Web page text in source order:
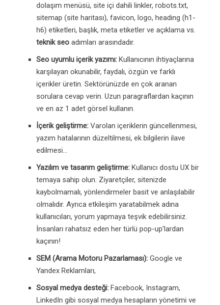
dolaşım menüsü, site içi dahili linkler, robots.txt,
sitemap (site haritası), favicon, logo, heading (h1-
h6) etiketleri, başlık, meta etiketler ve açıklama vs.
teknik seo adımları arasındadır.
Seo uyumlu içerik yazımı: Kullanıcının ihtiyaçlarına
karşılayan okunabilir, faydalı, özgün ve farklı
içerikler üretin. Sektörünüzde en çok aranan
sorulara cevap verin. Uzun paragraflardan kaçının
ve en az 1 adet görsel kullanın.
İçerik geliştirme: Varolan içeriklerin güncellenmesi,
yazım hatalarının düzeltilmesi, ek bilgilerin ilave
edilmesi…
Yazılım ve tasarım geliştirme: Kullanıcı dostu UX bir
temaya sahip olun. Ziyaretçiler, sitenizde
kaybolmamalı, yönlendirmeler basit ve anlaşılabilir
olmalıdır. Ayrıca etkileşim yaratabilmek adına
kullanıcıları, yorum yapmaya teşvik edebilirsiniz.
İnsanları rahatsız eden her türlü pop-up’lardan
kaçının!
SEM (Arama Motoru Pazarlaması): Google ve
Yandex Reklamları,
Sosyal medya desteği: Facebook, Instagram,
LinkedIn gibi sosyal medya hesapların yönetimi ve